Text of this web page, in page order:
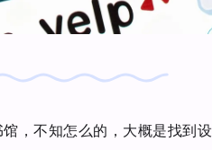
，不知怎么的，大概是找到设